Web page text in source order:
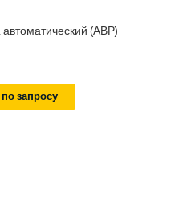
автоматический (АВР)
запросу